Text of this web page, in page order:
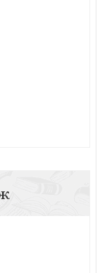
гонений на
и будущее